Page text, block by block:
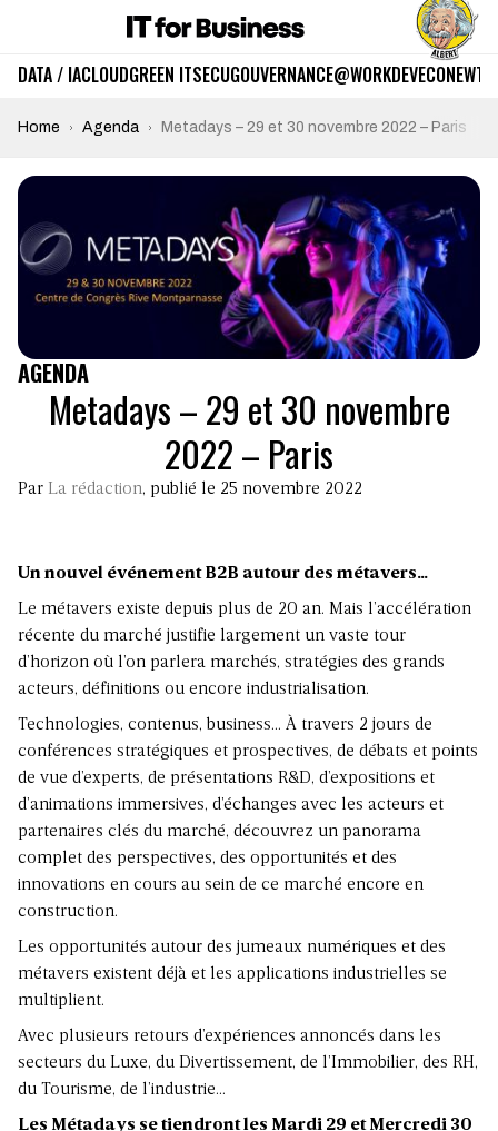
DATA / IACLOUDGREEN ITSECUGOUVERNANCE@WORKDEVECO
Home Agenda Metadays – 29 et 30 novembre 2022 – Paris
AGENDA
Metadays – 29 et 30 novembre
2022 – Paris
Par La rédaction, publié le 25 novembre 2022
Un nouvel événement B2B autour des métavers…
Le métavers existe depuis plus de 20 an. Mais l’accélération
récente du marché justifie largement un vaste tour
d’horizon où l’on parlera marchés, stratégies des grands
acteurs, définitions ou encore industrialisation.
Technologies, contenus, business… À travers 2 jours de
conférences stratégiques et prospectives, de débats et points
de vue d’experts, de présentations R&D, d’expositions et
d’animations immersives, d’échanges avec les acteurs et
partenaires clés du marché, découvrez un panorama
complet des perspectives, des opportunités et des
innovations en cours au sein de ce marché encore en
construction.
Les opportunités autour des jumeaux numériques et des
métavers existent déjà et les applications industrielles se
multiplient.
Avec plusieurs retours d’expériences annoncés dans les
secteurs du Luxe, du Divertissement, de l’Immobilier, des RH,
du Tourisme, de l’industrie…
Les Métadays se tiendront les Mardi 29 et Mercredi 30